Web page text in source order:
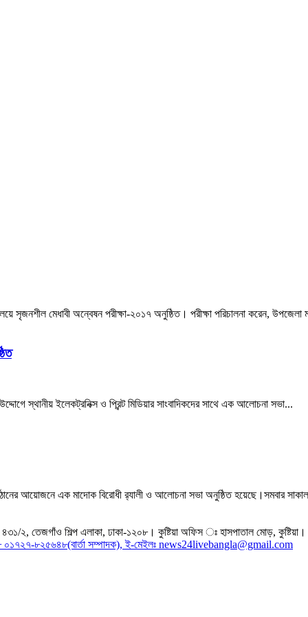
সৃজনশীল মেধাবী অন্বেষন পরীক্ষা-২০১৭ অনুষ্ঠিত। পরীক্ষা পরিচালনা করেন, উপজেলা
স্থানীয় ইলেকট্রনিক্স ও প্রিন্ট মিডিয়ার সাংবাদিকদের সাথে এক আলোচনা সভা...
আয়োজনে এক মাদোক বিরোধী র‍্যালী ও আলোচনা সভা অনুষ্ঠিত হয়েছে।সমবার
তেজগাঁও শিল্প এলাকা, ঢাকা-১২০৮। কুষ্টিয়া অফিস ঃ হাসপাতাল মোড়, কুষ্টিয়া।
০১৭২৭-৮২৫৬৪৮(বার্তা সম্পাদক), ই-মেইলঃ news24livebangla@gmail.com